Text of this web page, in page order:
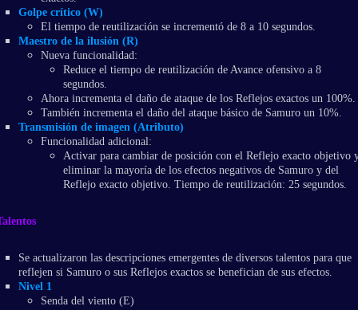
Golpe crítico (W)
El tiempo de reutilización se incrementó de 8 a 10 segundos.
Maestro de la ilusión (R)
Nueva funcionalidad:
Reduce el tiempo de reutilización de Avance ofensivo a 8
segundos.
Ahora incrementa el daño de ataque de los Reflejos exactos un 100%.
También incrementa el daño del ataque básico de Samuro un 10%.
Transmisión de imagen (Atributo)
Funcionalidad adicional:
Activar para cambiar de posición con el Reflejo exacto objetivo
eliminar la mayoría de los efectos negativos de Samuro y del
Reflejo exacto objetivo. Tiempo de reutilización: 25 segundos.
Se actualizaron las descripciones emergentes de diversos talentos para que
reflejen si Samuro o sus Reflejos exactos se benefician de sus efectos.
Nivel 1
Senda del viento (E)